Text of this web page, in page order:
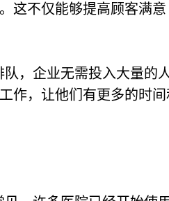
这不仅能够提高顾客满意
，企业无需投入大量的
作，让他们有更多的时间